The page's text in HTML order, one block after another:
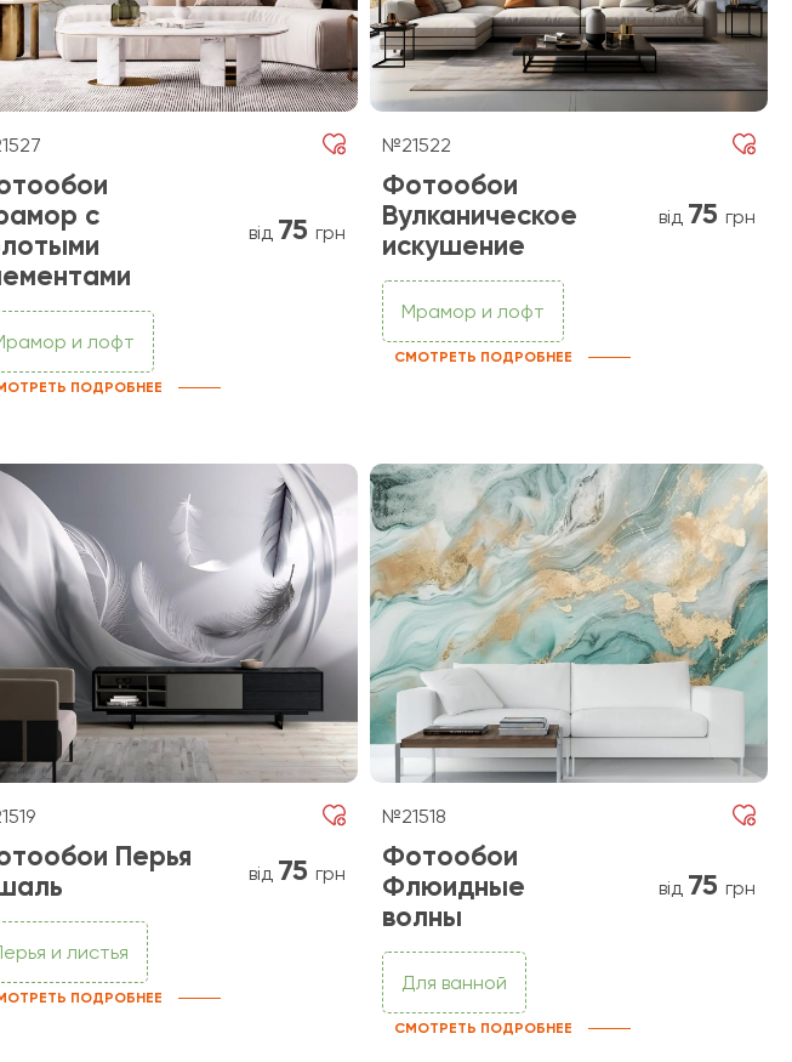
с
від 75 грн
и лофт
ПОДРОБНЕЕ
№21522
Фотообои
Вулканическое
искушение
від 75 грн
Мрамор и лофт
СМОТРЕТЬ ПОДРОБНЕЕ
Перья
від 75 грн
и листья
ПОДРОБНЕЕ
№21518
Фотообои
Флюидные
волны
від 75 грн
Для ванной
СМОТРЕТЬ ПОДРОБНЕЕ